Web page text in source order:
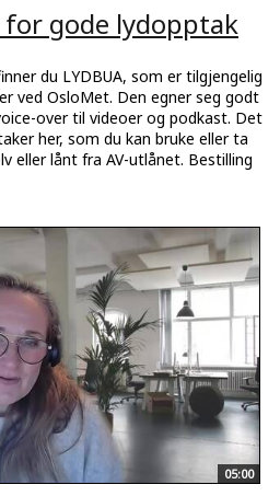
gode lydopptak
du LYDBUA, som er tilgjengelig
ved OsloMet. Den egner seg godt
over til videoer og podkast. Det
her, som du kan bruke eller ta
eller lånt fra AV-utlånet. Bestilling
05:00